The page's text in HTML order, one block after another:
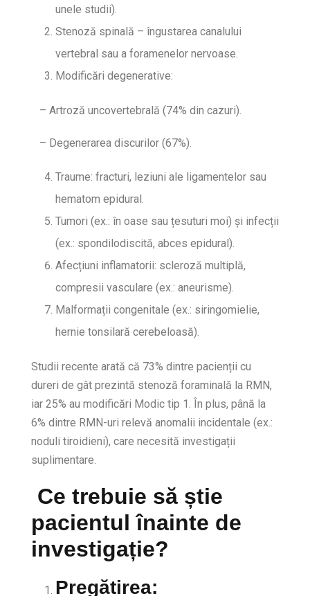
unele studii).
Stenoză spinală – îngustarea canalului
vertebral sau a foramenelor nervoase.
Modificări degenerative:
– Artroză uncovertebrală (74% din cazuri).
– Degenerarea discurilor (67%).
Traume: fracturi, leziuni ale ligamentelor sau
hematom epidural.
Tumori (ex.: în oase sau țesuturi moi) și infecții
(ex.: spondilodiscită, abces epidural).
Afecțiuni inflamatorii: scleroză multiplă,
compresii vasculare (ex.: aneurisme).
Malformații congenitale (ex.: siringomielie,
hernie tonsilară cerebeloasă).
Studii recente arată că 73% dintre pacienții cu
dureri de gât prezintă stenoză foraminală la RMN,
iar 25% au modificări Modic tip 1. În plus, până la
6% dintre RMN-uri relevă anomalii incidentale (ex.:
noduli tiroidieni), care necesită investigații
suplimentare.
Ce trebuie să știe
pacientul înainte de
investigație?
Pregătirea: